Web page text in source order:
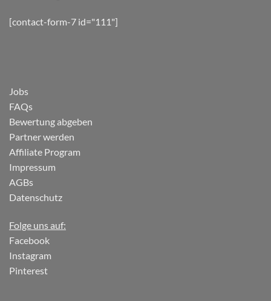
[contact-form-7 id="111"]
Jobs
FAQs
Bewertung abgeben
Partner werden
Affiliate Program
Impressum
AGBs
Datenschutz
Folge uns auf:
Facebook
Instagram
Pinterest